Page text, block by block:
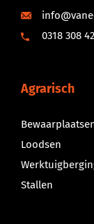
0318 308
Agrarisch
Loodsen
Stallen